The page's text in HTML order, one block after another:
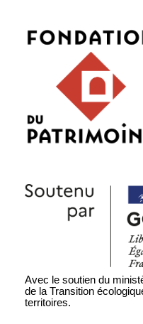
Avec le soutien du
de la Transition
territoires.